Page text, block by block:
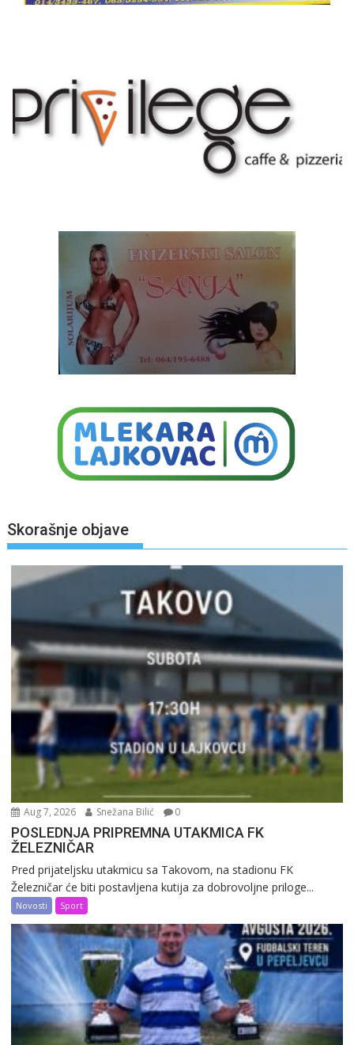
Skorašnje objave
Aug 7, 2026 Snežana Bilić 0
POSLEDNJA PRIPREMNA UTAKMICA FK
ŽELEZNIČAR
Pred prijateljsku utakmicu sa Takovom, na stadionu FK
Železničar će biti postavljena kutija za dobrovoljne priloge...
Novosti Sport